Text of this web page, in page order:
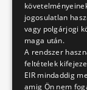
Ár:
jogosulatlan
vagy polgárjogi
maga után.
A rendszer
feltételek
EIR mindaddig
amig Ön nem